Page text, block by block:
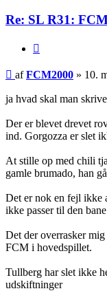
Re: SL R31:
Indlæg
afFCM2000 » 10.
ja hvad skal man
Der er blevet drevet
ind. Gorgozza er slet
At stille op med chili
gamle brumado, han
Det er nok en fejl ikke
ikke passer til den
Det der overrasker
FCM i hovedspillet.
Tullberg har slet ikke
udskiftninger